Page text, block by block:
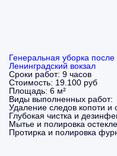
Генеральная уборка
Ленинградский вокзал
Сроки работ: 9 часов
Стоимость: 19.100 руб
Площадь: 6 м²
Виды выполненных работ:
Удаление следов копоти и
Глубокая чистка и
Мытье и полировка
Протирка и полировка